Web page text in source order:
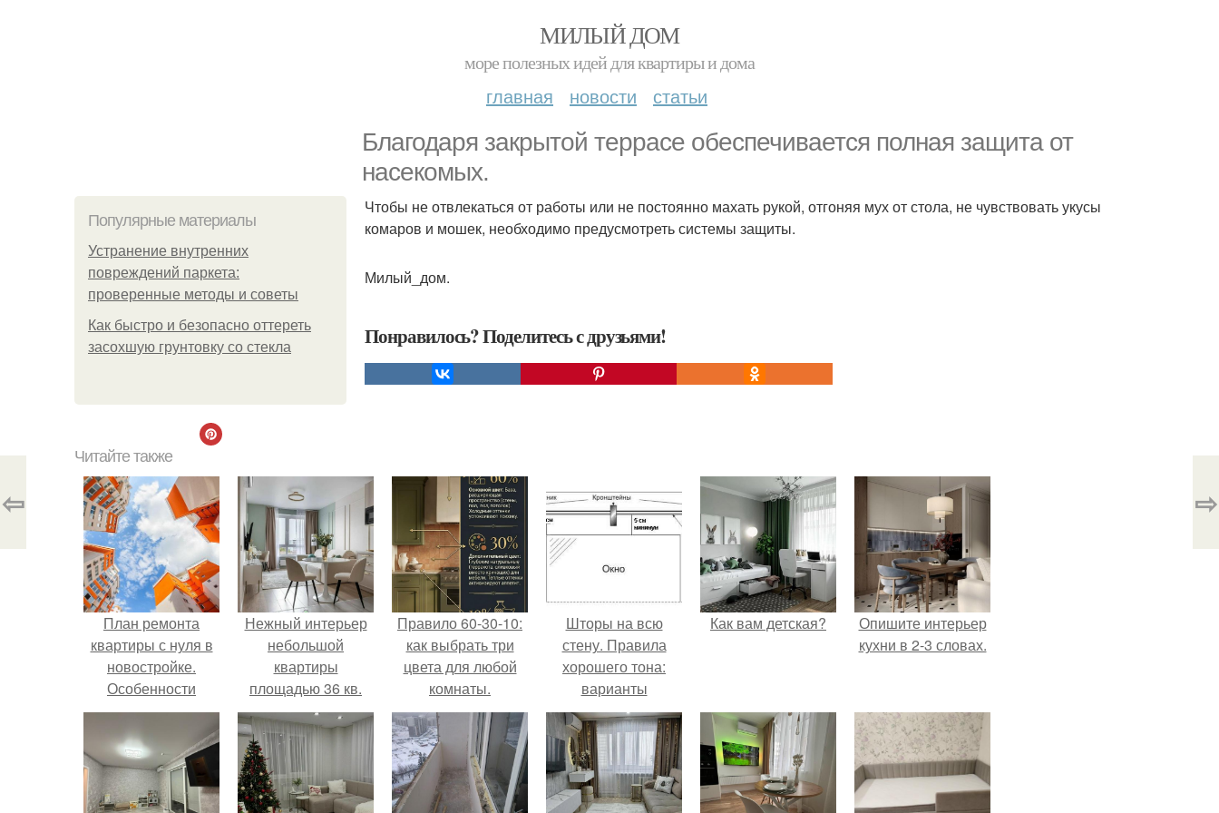
МИЛЫЙ ДОМ
море полезных идей для квартиры и дома
главная новости статьи
Благодаря закрытой террасе обеспечивается полная защита от
насекомых.
Популярные материалы
Устранение внутренних
повреждений паркета:
проверенные методы и советы
Как быстро и безопасно оттереть
засохшую грунтовку со стекла
Чтобы не отвлекаться от работы или не постоянно махать рукой, отгоняя мух от стола, не чувствовать укусы
комаров и мошек, необходимо предусмотреть системы защиты.
Милый_дом.
Понравилось? Поделитесь с друзьями!
⇦ ⇨
Читайте также
План ремонта
квартиры с нуля в
новостройке.
Особенности
ремонта в
новостройке
Нежный интерьер
небольшой
квартиры
площадью 36 кв.
Правило 60-30-10:
как выбрать три
цвета для любой
комнаты.
Шторы на всю
стену. Правила
хорошего тона:
варианты
оформления окон
длинными шторами
Как вам детская?
Опишите интерьер
кухни в 2-3 словах.